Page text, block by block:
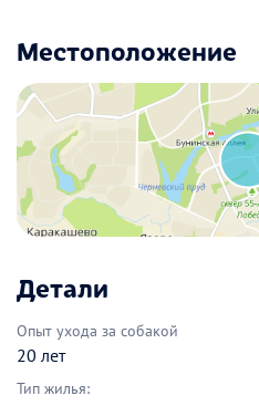
Местоположение
Детали
Опыт ухода за собакой
20 лет
Тип жилья: